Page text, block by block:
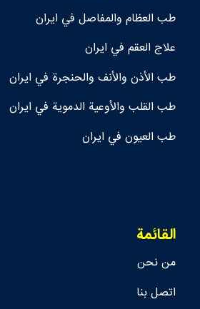
طب العظام والمفاصل في ايران
علاج العقم في ايران
طب الأذن والأنف والحنجرة في ايران
طب القلب والأوعية الدموية في ايران
طب العيون في ايران
القائمة
من نحن
اتصل بنا